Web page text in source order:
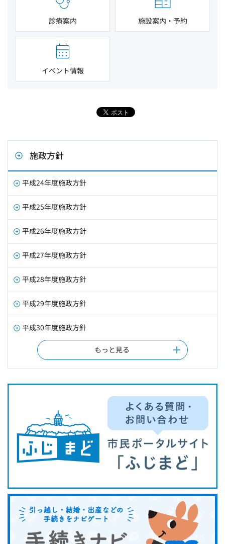
診療案内 施設案内・予約
イベント情報
施政方針
平成24年度施政方針
平成25年度施政方針
平成26年度施政方針
平成27年度施政方針
平成28年度施政方針
平成29年度施政方針
平成30年度施政方針
もっと見る